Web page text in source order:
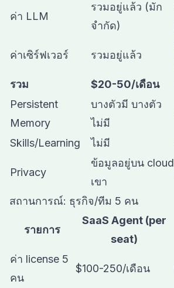
ค่า LLM
รวมอยู่แล้ว (มัก
จำกัด)
ค่าเซิร์ฟเวอร์ รวมอยู่แล้ว
รวม
$20-50/เดือน
Persistent
Memory
บางตัวมี บางตัว
ไม่มี
Skills/Learning ไม่มี
Privacy
ข้อมูลอยู่บน cloud
เขา
สถานการณ์: ธุรกิจ/ทีม 5 คน
รายการ
SaaS Agent (per
seat)
ค่า license 5
คน
$100-250/เดือน